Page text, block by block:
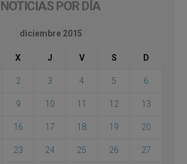
NOTICIAS POR DÍA
diciembre 2015
X J V S D
2 3 4 5 6
9 10 11 12 13
16 17 18 19 20
23 24 25 26 27